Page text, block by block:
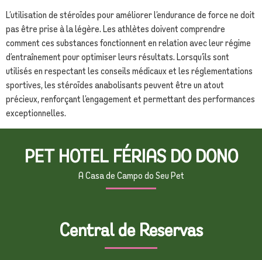
L’utilisation de stéroïdes pour améliorer l’endurance de force ne doit
pas être prise à la légère. Les athlètes doivent comprendre
comment ces substances fonctionnent en relation avec leur régime
d’entraînement pour optimiser leurs résultats. Lorsqu’ils sont
utilisés en respectant les conseils médicaux et les réglementations
sportives, les stéroïdes anabolisants peuvent être un atout
précieux, renforçant l’engagement et permettant des performances
exceptionnelles.
PET HOTEL FÉRIAS DO DONO
A Casa de Campo do Seu Pet
Central de Reservas